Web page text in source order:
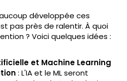
développée ces
pas près de ralentir. À quoi
? Voici quelques idées :
et Machine Learning
: L'IA et le ML seront